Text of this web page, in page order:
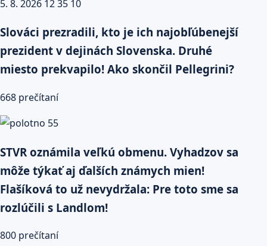
Slováci prezradili, kto je ich najobľúbenejší
prezident v dejinách Slovenska. Druhé
miesto prekvapilo! Ako skončil Pellegrini?
668 prečítaní
STVR oznámila veľkú obmenu. Vyhadzov sa
môže týkať aj ďalších známych mien!
Flašíková to už nevydržala: Pre toto sme sa
rozlúčili s Landlom!
800 prečítaní